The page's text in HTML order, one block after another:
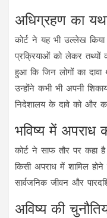
अधिग्रहण का
कोर्ट ने यह भी उल्लेख
प्रक्रियाओं को लेकर तथ्यों
हुआ कि जिन लोगों का
उन्होंने कभी भी अपनी
निदेशालय के दावे को और
भविष्य में अपराध
कोर्ट ने साफ तौर पर कहा
किसी अपराध में शामिल
सार्वजनिक जीवन और
अविष्य की